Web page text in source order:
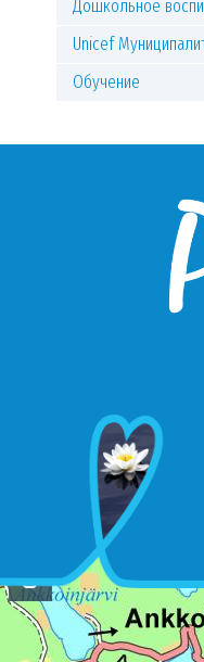
Дошкольное
Unicef
Обучение